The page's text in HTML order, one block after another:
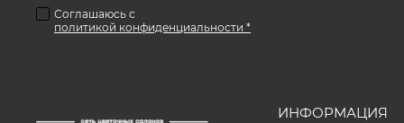
Соглашаюсь с
политикой конфиденциальности *
ИНФОРМАЦИЯ